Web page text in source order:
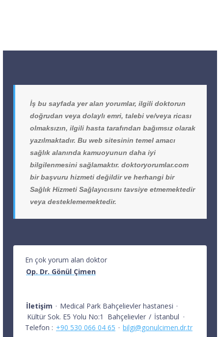
İş bu sayfada yer alan yorumlar, ilgili doktorun
doğrudan veya dolaylı emri, talebi ve/veya ricası
olmaksızın, ilgili hasta tarafından bağımsız olarak
yazılmaktadır. Bu web sitesinin temel amacı
sağlık alanında kamuoyunun daha iyi
bilgilenmesini sağlamaktır. doktoryorumlar.com
bir başvuru hizmeti değildir ve herhangi bir
Sağlık Hizmeti Sağlayıcısını tavsiye etmemektedir
veya desteklememektedir.
En çok yorum alan doktor
Op. Dr. Gönül Çimen
İletişim · Medical Park Bahçelievler hastanesi ·
Kültür Sok. E5 Yolu No:1
Bahçelievler / İstanbul ·
Telefon : +90 530 066 04 65 · bilgi@gonulcimen.dr.tr